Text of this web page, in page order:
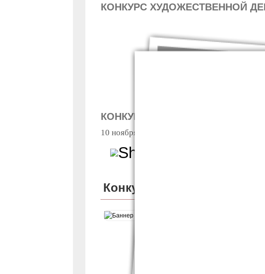
КОНКУРС ХУДОЖЕСТВЕННОЙ
КОНКУРС ХУДОЖЕСТВЕННОЙ
10 ноября 2023 в Литинституте состоится
Конкурс художественной